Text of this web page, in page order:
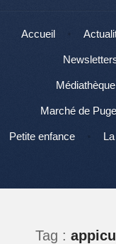
Menu
Aller au contenu
Accueil
Marché de
Petite enfance
Tag :